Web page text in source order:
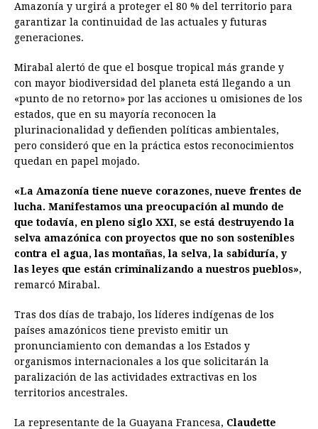
Amazonía y urgirá a proteger el 80 % del territorio para
garantizar la continuidad de las actuales y futuras
generaciones.
Mirabal alertó de que el bosque tropical más grande y
con mayor biodiversidad del planeta está llegando a un
«punto de no retorno» por las acciones u omisiones de los
estados, que en su mayoría reconocen la
plurinacionalidad y defienden políticas ambientales,
pero consideró que en la práctica estos reconocimientos
quedan en papel mojado.
«La Amazonía tiene nueve corazones, nueve frentes de
lucha. Manifestamos una preocupación al mundo de
que todavía, en pleno siglo XXI, se está destruyendo la
selva amazónica con proyectos que no son sostenibles
contra el agua, las montañas, la selva, la sabiduría, y
las leyes que están criminalizando a nuestros pueblos»,
remarcó Mirabal.
Tras dos días de trabajo, los líderes indígenas de los
países amazónicos tiene previsto emitir un
pronunciamiento con demandas a los Estados y
organismos internacionales a los que solicitarán la
paralización de las actividades extractivas en los
territorios ancestrales.
La representante de la Guayana Francesa, Claudette